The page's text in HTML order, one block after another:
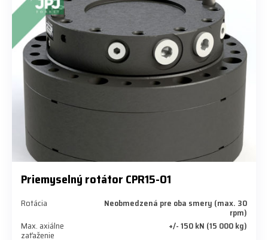
Priemyselný rotátor CPR15-01
Rotácia Neobmedzená pre oba smery (max. 30
rpm)
Max. axiálne
zaťaženie
+/- 150 kN (15 000 kg)